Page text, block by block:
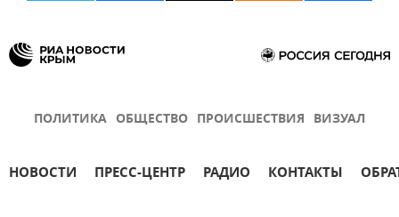
ПОЛИТИКА ОБЩЕСТВО ПРОИСШЕСТВИЯ ВИЗУАЛ
НОВОСТИ ПРЕСС-ЦЕНТР РАДИО КОНТАКТЫ